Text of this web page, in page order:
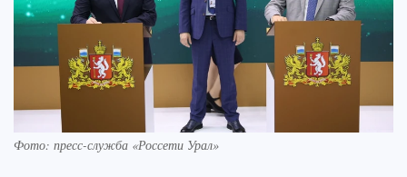
Фото: пресс-служба «Россети Урал»